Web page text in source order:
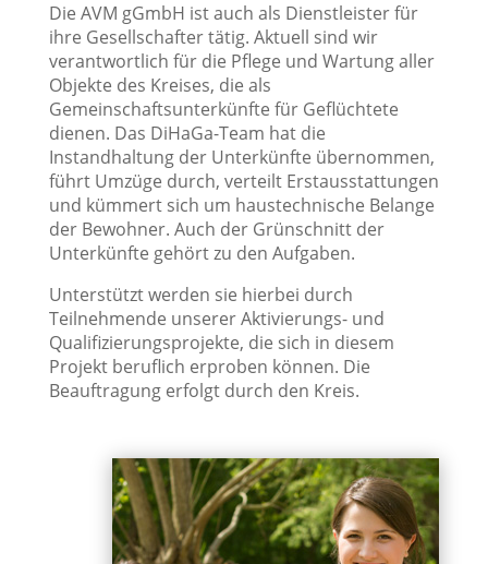
Die AVM gGmbH ist auch als Dienstleister für
ihre Gesellschafter tätig. Aktuell sind wir
verantwortlich für die Pflege und Wartung aller
Objekte des Kreises, die als
Gemeinschaftsunterkünfte für Geflüchtete
dienen. Das DiHaGa-Team hat die
Instandhaltung der Unterkünfte übernommen,
führt Umzüge durch, verteilt Erstausstattungen
und kümmert sich um haustechnische Belange
der Bewohner. Auch der Grünschnitt der
Unterkünfte gehört zu den Aufgaben.
Unterstützt werden sie hierbei durch
Teilnehmende unserer Aktivierungs- und
Qualifizierungsprojekte, die sich in diesem
Projekt beruflich erproben können. Die
Beauftragung erfolgt durch den Kreis.